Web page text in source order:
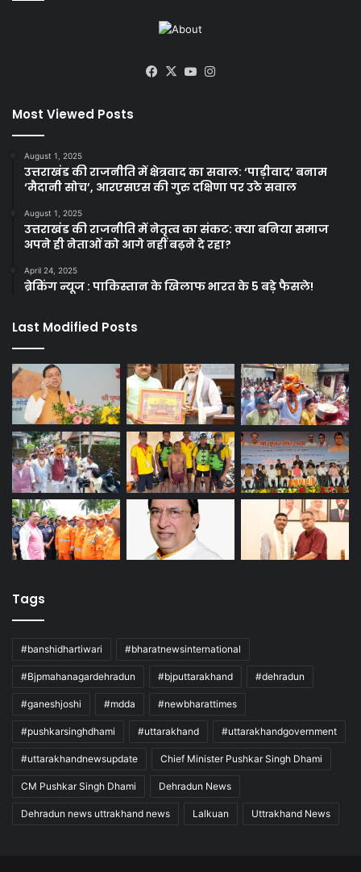
Facebook
X YouTube
Most Viewed Posts
August 1, 2025
उत्तराखंड की राजनीति में क्षेत्रवाद का सवाल: ‘पाड़ीवाद’ बनाम
‘मैदानी सोच’, आरएसएस की गुरु दक्षिणा पर उठे सवाल
August 1, 2025
उत्तराखंड की राजनीति में नेतृत्व का संकट: क्या बनिया समाज
अपने ही नेताओं को आगे नहीं बढ़ने दे रहा?
April 24, 2025
ब्रेकिंग न्यूज : पाकिस्तान के खिलाफ भारत के 5 बड़े फैसले!
Last Modified Posts
Tags
#banshidhartiwari #bharatnewsinternational
#Bjpmahanagardehradun #bjputtarakhand #dehradun
#ganeshjoshi #mdda #newbharattimes
#pushkarsinghdhami #uttarakhand #uttarakhandgovernment
#uttarakhandnewsupdate Chief Minister Pushkar Singh Dhami
CM Pushkar Singh Dhami Dehradun News
Dehradun news uttrakhand news Lalkuan Uttrakhand News